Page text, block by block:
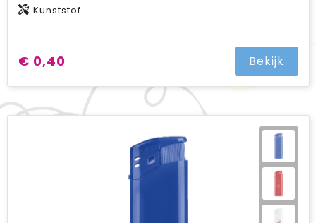
Kunststof
€ 0,40 Bekijk